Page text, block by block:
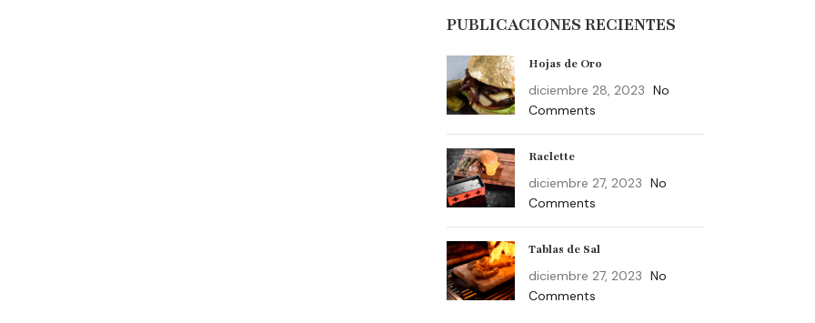
PUBLICACIONES RECIENTES
Hojas de Oro
diciembre 28, 2023 No
Comments
Raclette
diciembre 27, 2023 No
Comments
Tablas de Sal
diciembre 27, 2023 No
Comments